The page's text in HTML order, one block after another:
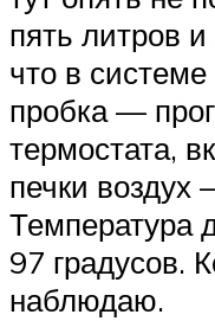
пять литров
что в
пробка —
термостата,
печки воздух
Температура
97 градусов.
наблюдаю.